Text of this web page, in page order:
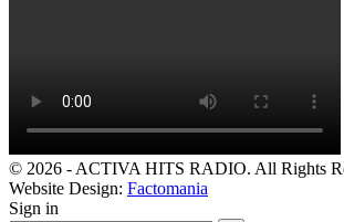
© 2026 - ACTIVA HITS RADIO. All Rights
Website Design: Factomania
Sign in